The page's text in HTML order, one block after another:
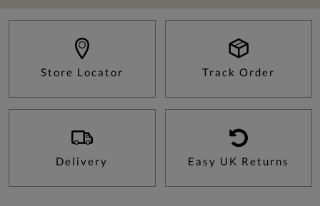
Store Locator Track Order
Delivery Easy UK Returns